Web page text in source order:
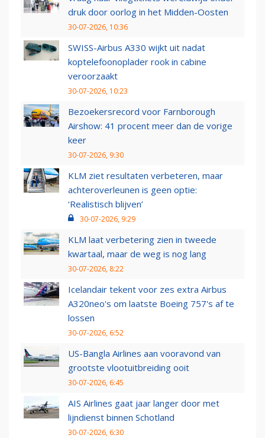
druk door oorlog in het Midden-Oosten
30-07-2026, 10:36
SWISS-Airbus A330 wijkt uit nadat
koptelefoonoplader rook in cabine
veroorzaakt
30-07-2026, 10:23
Bezoekersrecord voor Farnborough
Airshow: 41 procent meer dan de vorige
keer
30-07-2026, 9:30
KLM ziet resultaten verbeteren, maar
achteroverleunen is geen optie:
‘Realistisch blijven’
30-07-2026, 9:29
KLM laat verbetering zien in tweede
kwartaal, maar de weg is nog lang
30-07-2026, 8:22
Icelandair tekent voor zes extra Airbus
A320neo's om laatste Boeing 757's af te
lossen
30-07-2026, 6:52
US-Bangla Airlines aan vooravond van
grootste vlootuitbreiding ooit
30-07-2026, 6:45
AIS Airlines gaat jaar langer door met
lijndienst binnen Schotland
30-07-2026, 6:30